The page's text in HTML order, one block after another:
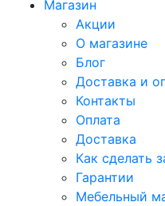
Магазин
Акции
О магазине
Блог
Доставка и
Контакты
Оплата
Доставка
Как сделать
Гарантии
Мебельный